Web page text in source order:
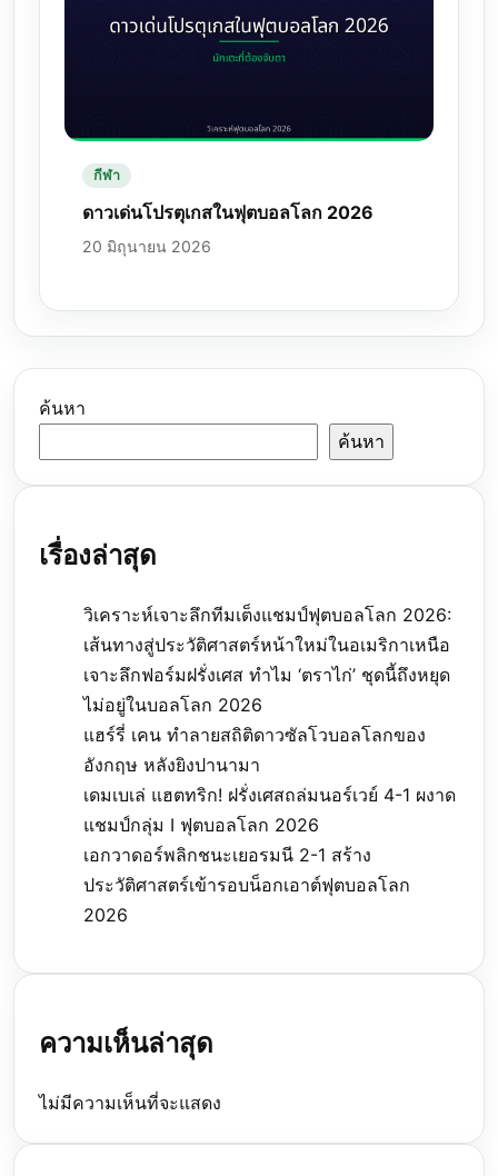
กีฬา
ดาวเด่นโปรตุเกสในฟุตบอลโลก 2026
20 มิถุนายน 2026
ค้นหา
ค้นหา
เรื่องล่าสุด
วิเคราะห์เจาะลึกทีมเต็งแชมป์ฟุตบอลโลก 2026:
เส้นทางสู่ประวัติศาสตร์หน้าใหม่ในอเมริกาเหนือ
เจาะลึกฟอร์มฝรั่งเศส ทำไม ‘ตราไก่’ ชุดนี้ถึงหยุด
ไม่อยู่ในบอลโลก 2026
แฮร์รี่ เคน ทำลายสถิติดาวซัลโวบอลโลกของ
อังกฤษ หลังยิงปานามา
เดมเบเล่ แฮตทริก! ฝรั่งเศสถล่มนอร์เวย์ 4-1 ผงาด
แชมป์กลุ่ม I ฟุตบอลโลก 2026
เอกวาดอร์พลิกชนะเยอรมนี 2-1 สร้าง
ประวัติศาสตร์เข้ารอบน็อกเอาต์ฟุตบอลโลก
2026
ความเห็นล่าสุด
ไม่มีความเห็นที่จะแสดง